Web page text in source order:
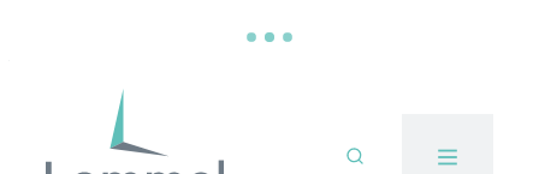
Naar inhoud
Stad Lommel